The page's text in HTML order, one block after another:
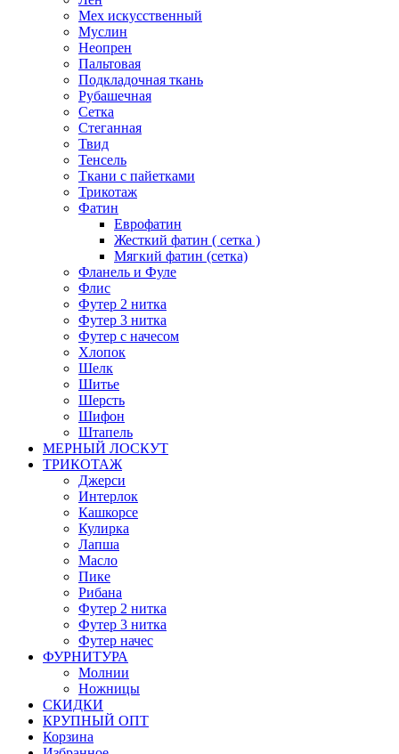
Мех искусственный
Муслин
Неопрен
Пальтовая
Подкладочная ткань
Рубашечная
Сетка
Стеганная
Твид
Тенсель
Ткани с пайетками
Трикотаж
Фатин
Еврофатин
Жесткий фатин ( сетка )
Мягкий фатин (сетка)
Фланель и Фуле
Флис
Футер 2 нитка
Футер 3 нитка
Футер с начесом
Хлопок
Шелк
Шитье
Шерсть
Шифон
Штапель
МЕРНЫЙ ЛОСКУТ
ТРИКОТАЖ
Джерси
Интерлок
Кашкорсе
Кулирка
Лапша
Масло
Пике
Рибана
Футер 2 нитка
Футер 3 нитка
Футер начес
ФУРНИТУРА
Молнии
Ножницы
СКИДКИ
КРУПНЫЙ ОПТ
Корзина